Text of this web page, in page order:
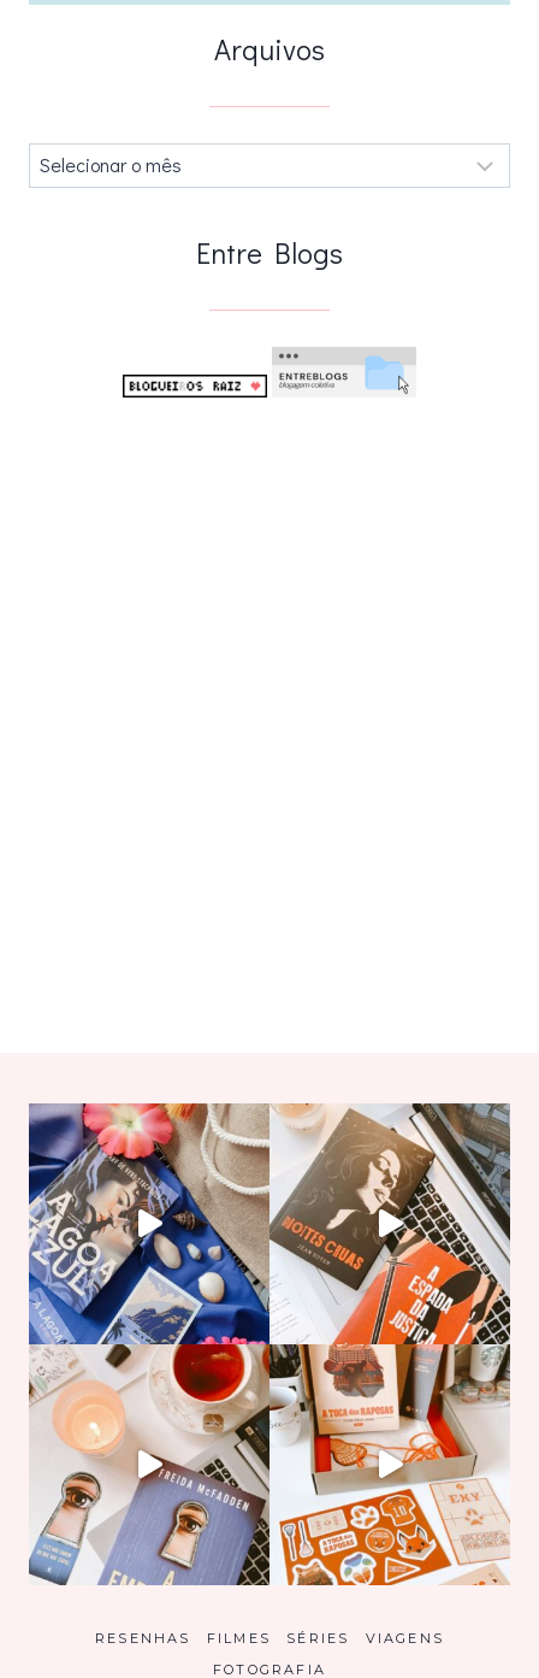
Arquivos
Arquivos
Entre Blogs
RESENHAS FILMES SÉRIES
VIAGENS
FOTOGRAFIA